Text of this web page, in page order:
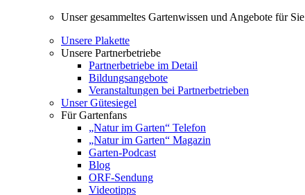
Unser gesammeltes Gartenwissen und Angebote für Sie
Unsere Plakette
Unsere Partnerbetriebe
Partnerbetriebe im Detail
Bildungsangebote
Veranstaltungen bei Partnerbetrieben
Unser Gütesiegel
Für Gartenfans
„Natur im Garten“ Telefon
„Natur im Garten“ Magazin
Garten-Podcast
Blog
ORF-Sendung
Videotipps